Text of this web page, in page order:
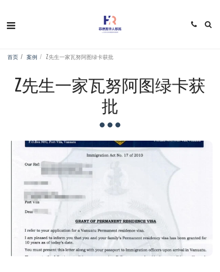
首页 案例 Z先生一家瓦努阿图绿卡获批
Z先生一家瓦努阿图绿卡获
批